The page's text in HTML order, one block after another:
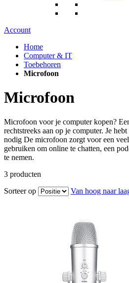
Account
Home
Computer & IT
Toebehoren
Microfoon
Microfoon
Microfoon voor je computer kopen?
rechtstreeks aan op je computer. Je
nodig De microfoon zorgt voor een
gebruiken om online te chatten, een
te nemen.
3 producten
Sorteer op
Van hoog naar